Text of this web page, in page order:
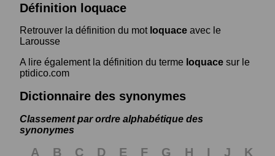
Définition loquace
Retrouver la définition du mot loquace avec le
Larousse
A lire également la définition du terme loquace sur le
ptidico.com
Dictionnaire des synonymes
Classement par ordre alphabétique des
synonymes
A B C D E F G H I J K